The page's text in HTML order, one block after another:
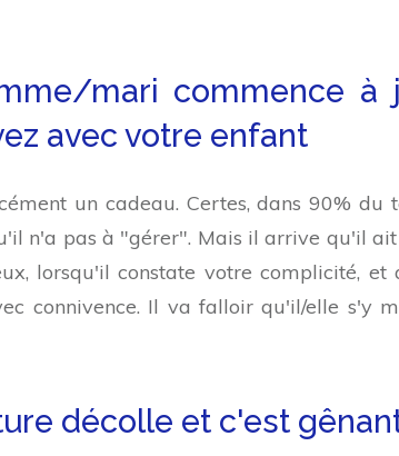
mari commence à
avec votre enfant
un cadeau. Certes, dans 90% du
n'a pas à "gérer". Mais il arrive qu'il
lorsqu'il constate votre complicité,
connivence. Il va falloir qu'il/elle s'y
décolle et c'est